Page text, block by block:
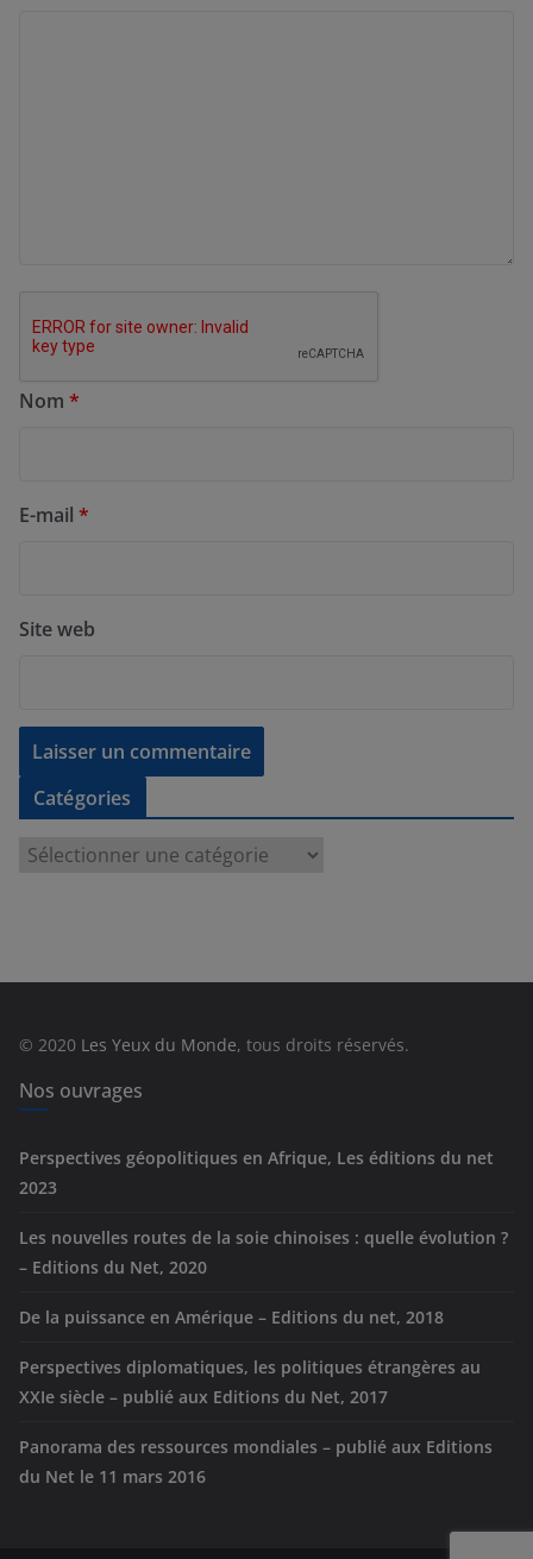
Nom *
E-mail *
Site web
Catégories
e
s
© 2020 Les Yeux du Monde, tous droits réservés.
Nos ouvrages
Perspectives géopolitiques en Afrique, Les éditions du net
2023
Les nouvelles routes de la soie chinoises : quelle évolution ?
– Editions du Net, 2020
De la puissance en Amérique – Editions du net, 2018
Perspectives diplomatiques, les politiques étrangères au
XXIe siècle – publié aux Editions du Net, 2017
Panorama des ressources mondiales – publié aux Editions
du Net le 11 mars 2016